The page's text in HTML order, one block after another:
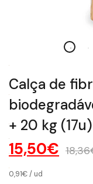
Calça de
+ 20 kg (17u)
15,50€
0,91€/ ud